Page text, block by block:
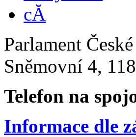
Parlament
Sněmovní 4,
Telefon na
Informace dle